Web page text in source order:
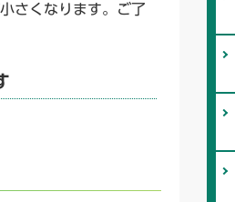
さくなります。ご了